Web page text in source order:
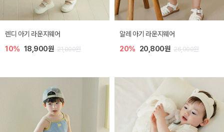
렌디 아기 라운지웨어
10% 18,900원 21,000원
알레 아기 라운지웨어
20% 20,800원 26,000원